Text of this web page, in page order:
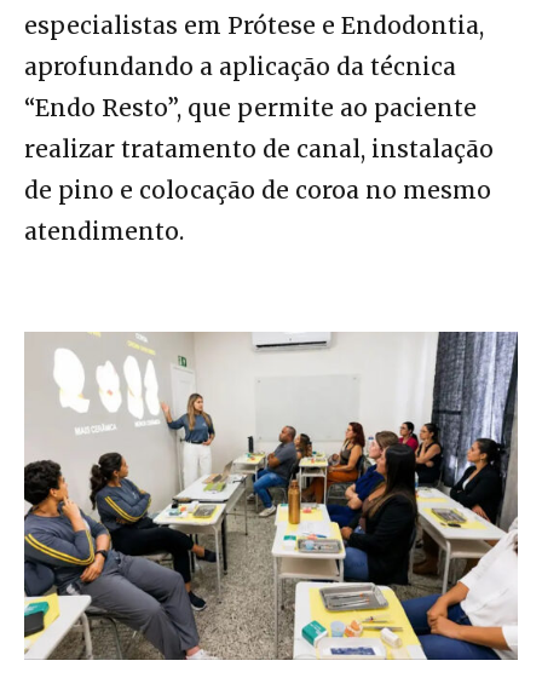
especialistas em Prótese e Endodontia,
aprofundando a aplicação da técnica
“Endo Resto”, que permite ao paciente
realizar tratamento de canal, instalação
de pino e colocação de coroa no mesmo
atendimento.